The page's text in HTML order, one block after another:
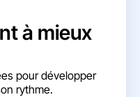
à mieux
pour développer
rythme.